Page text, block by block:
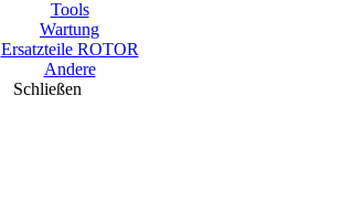
Tools
Wartung
Ersatzteile ROTOR
Andere
Schließen